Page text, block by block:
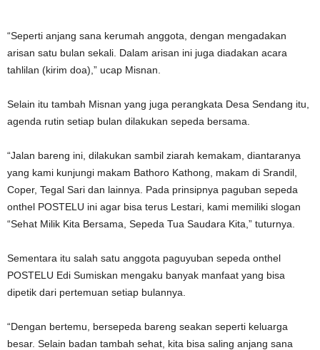
“Seperti anjang sana kerumah anggota, dengan mengadakan
arisan satu bulan sekali. Dalam arisan ini juga diadakan acara
tahlilan (kirim doa),” ucap Misnan.
Selain itu tambah Misnan yang juga perangkata Desa Sendang itu,
agenda rutin setiap bulan dilakukan sepeda bersama.
“Jalan bareng ini, dilakukan sambil ziarah kemakam, diantaranya
yang kami kunjungi makam Bathoro Kathong, makam di Srandil,
Coper, Tegal Sari dan lainnya. Pada prinsipnya paguban sepeda
onthel POSTELU ini agar bisa terus Lestari, kami memiliki slogan
“Sehat Milik Kita Bersama, Sepeda Tua Saudara Kita,” tuturnya.
Sementara itu salah satu anggota paguyuban sepeda onthel
POSTELU Edi Sumiskan mengaku banyak manfaat yang bisa
dipetik dari pertemuan setiap bulannya.
“Dengan bertemu, bersepeda bareng seakan seperti keluarga
besar. Selain badan tambah sehat, kita bisa saling anjang sana